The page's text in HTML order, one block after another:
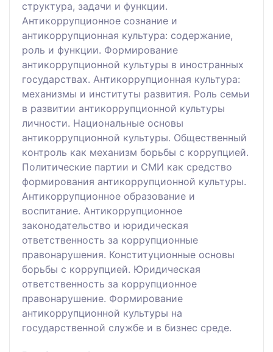
структура, задачи и функции.
Антикоррупционное сознание и
антикоррупционная культура: содержание,
роль и функции. Формирование
антикоррупционной культуры в иностранных
государствах. Антикоррупционная культура:
механизмы и институты развития. Роль семьи
в развитии антикоррупционной культуры
личности. Национальные основы
антикоррупционной культуры. Общественный
контроль как механизм борьбы с коррупцией.
Политические партии и СМИ как средство
формирования антикоррупционной культуры.
Антикоррупционное образование и
воспитание. Антикоррупционное
законодательство и юридическая
ответственность за коррупционные
правонарушения. Конституционные основы
борьбы с коррупцией. Юридическая
ответственность за коррупционное
правонарушение. Формирование
антикоррупционной культуры на
государственной службе и в бизнес среде.